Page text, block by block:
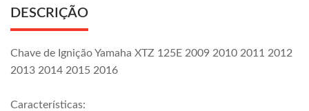
DESCRIÇÃO
Chave de Ignição Yamaha XTZ 125E 2009 2010 2011 2012
2013 2014 2015 2016
Características: